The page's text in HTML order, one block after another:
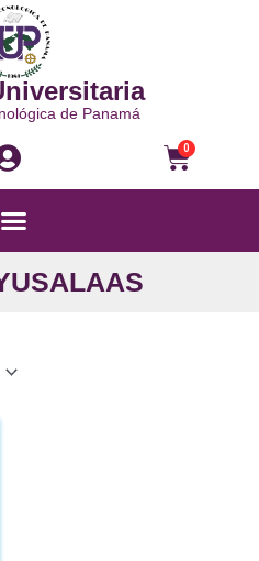
de Panamá
0
Menú